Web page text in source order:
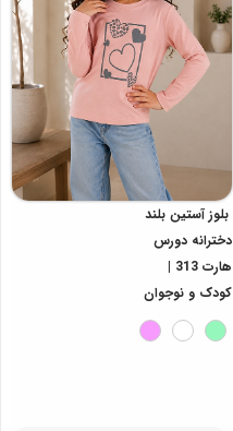
بلوز آستین بلند
دخترانه دورس
هارت 313 |
کودک و نوجوان